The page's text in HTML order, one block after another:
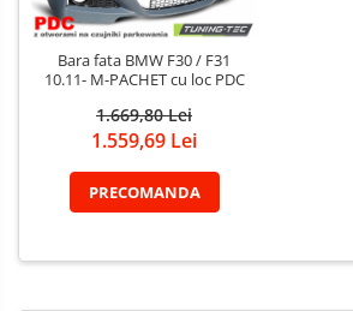
Bara fata BMW F30 / F31
10.11- M-PACHET cu loc PDC
1.669,80 Lei
1.559,69 Lei
PRECOMANDA